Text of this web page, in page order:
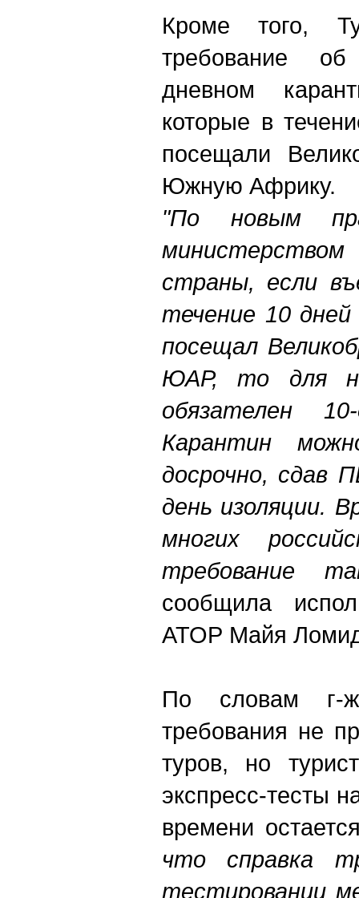
Кроме того,
требование
дневном
которые в
посещали
Южную Африку.
"По новым
страны, если
течение 10
посещал
ЮАР, то для
обязателен
Карантин
досрочно, сдав
день изоляции.
многих
требование
сообщила
АТОР Майя
По словам г-
требования не
туров, но
экспресс-тесты
времени
что справка
тестировании